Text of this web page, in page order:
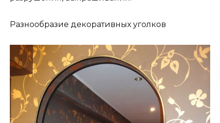
Разнообразие декоративных уголков